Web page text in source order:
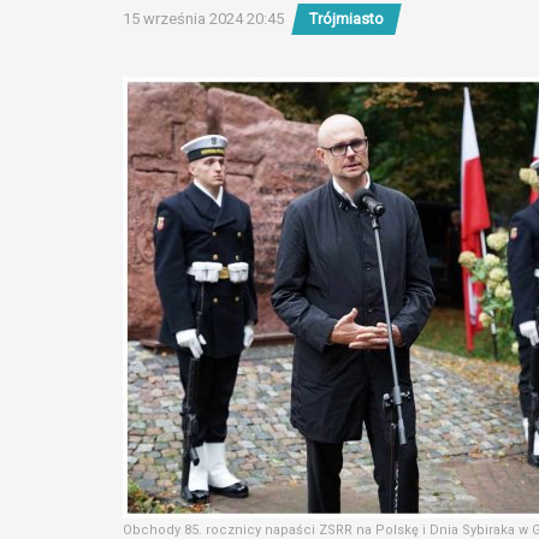
15 września 2024 20:45 Trójmiasto
Obchody 85. rocznicy napaści ZSRR na Polskę i Dnia Sybiraka w